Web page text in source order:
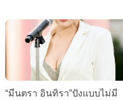
“มีนตรา อินทิรา”ปังแบบไม่มี